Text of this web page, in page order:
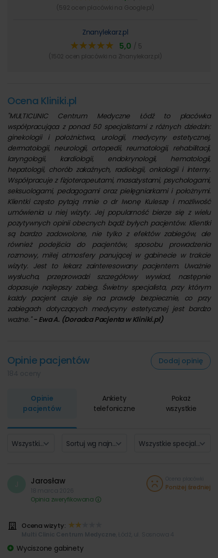
jednym miejscu.
Nowoczesna aparatura diagnostyczna
najwyższą jakość obrazowania i możliwość
szczegółowego i trafnego opisu każdego przypadku.
Obsługa pacjentów zagranicznych– mamy
Multi Clinic Centrum Medyczne znajdują się bezpłatne
parkingi. Przy ul. Kilińskiego 185 wjazd na parking od
strony ulicy ks. bp. Tymienieckiego (dodatkowe wejście
do budynku od strony parkingu). Można też parkować
bezpośrednio przy ul. Kilińskiego (na chodniku). Przy
Rzgowskiej 219 parking bezpłatny wokół budynku i duży
bezpłatny parking tuż obok budynku.
Możliwość płatności kartą, przelewem, BLIKIEM lub
gotówką – przyjmujemy płatności wszystkimi
rodzajami kart płatniczych (również japońskimi).
Obszerna poczekalnia– czas oczekiwania na wizytę
pacjenci spędzają w obszernej poczekalni z dostępem
napojów (woda, kawa, herbata) oraz świeżej prasy.
Punkt pobrań– przeprowadzamy wszystkie badania
obejmujące ponad 1000 badań laboratoryjnych
wykonywanych przez firmę ALAB Laboratoria. Krew do
badań pobierana jest dorosłym i dzieciom. Punkt
pobrań jest czynny wyłącznie przy ul. Kilińskiego 185 od
poniedziałku do piątku w godzinach 8.00 - 10.00. Wyniki
badań w formie papierowej (wydruk z podpisem
elektronicznym) można odbierać przy ul. Kilińskiego 185
w godzinach pracy kliniki, czyli w dni robocze w
Multi Clinic Centrum Medyczne – I Oddział: Księży Młyn
Klinika mieści się w przy ul. Kilińskiego 185, Łódź 90-348, na
ok. 4 km od Dworca PKP Łódź Kaliska i 2 km od Dworca PKP
Łódź Fabryczna. Można do nas dojechać liniami komunikacji
miejskiej:
Tramwaje: 1, 5
Autobusy: 55 (Przystanek Kilińskiego/Tymienieckiego).
zlokalizowano parking, z którego jest bezpośrednie wejście do
budynku (wjazd od strony ulicy ks. bp. Tymienieckiego 20).
Pacjenci Multi Clinic Centrum Medyczne mogą korzystać z
od strony wejścia przy ulicy Kilińskiego 185.
Multi Clinic Centrum Medyczne – II Oddział: Chojny
Klinika mieści się w Łodzi, przy ul. Rzgowskiej 219, kod 93-317 na
(592 ocen placówki na Google.pl)
Znanylekarz.pl
5,0 / 5
(1502 ocen placówki na Znanylekarz.pl)
Ocena Kliniki.pl
"MULTICLINIC Centrum Medyczne Łódź to placówka
współpracująca z ponad 50 specjalistami z różnych dziedzin:
ginekologii i położnictwa, urologii, medycyny estetycznej,
dermatologii, neurologii, ortopedii, reumatologii, rehabilitacji,
laryngologii, kardiologii, endokrynologii, hematologii,
hepatologii, chorób zakaźnych, radiologii, onkologii i interny.
Współpracuje z fizjoterapeutami, masażystami, psychologami,
seksuologami, pedagogami oraz pielęgniarkami i położnymi.
Klientki często pytają mnie o dr Iwonę Kuleszę i możliwość
umówienia u niej wizyty. Jej popularność bierze się z wielu
pozytywnych opinii obecnych bądź byłych pacjentów. Klientki
są bardzo zadowolone, nie tylko z efektów zabiegów, ale
również podejścia do pacjentów, sposobu prowadzenia
rozmowy, miłej atmosfery panującej w gabinecie w trakcie
wizyty. Jest to lekarz zainteresowany pacjentem. Uważnie
wysłucha, przeprowadzi szczegółowy wywiad, następnie
dopasuje najlepszy zabieg. Świetny specjalista, przy którym
każdy pacjent czuje się na prawdę bezpiecznie, co przy
zabiegach dotyczących medycyny estetycznej jest bardzo
ważne."- Ewa A. (Doradca Pacjenta w Kliniki.pl)
Opinie pacjentów Dodaj opinię
Opinie
pacjentów
Ankiety
telefoniczne
Pokaż
wszystkie
Wszystkie oceny (12) Sortuj wg najnowszych Wszystkie specjalizacje
Jarosław
Opinia zweryfikowana
Poniżej średniej
Ocena wizyty:
Wyciszone gabinety